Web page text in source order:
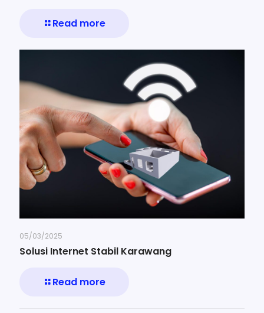
Read more
05/03/2025
Solusi Internet Stabil Karawang
Read more